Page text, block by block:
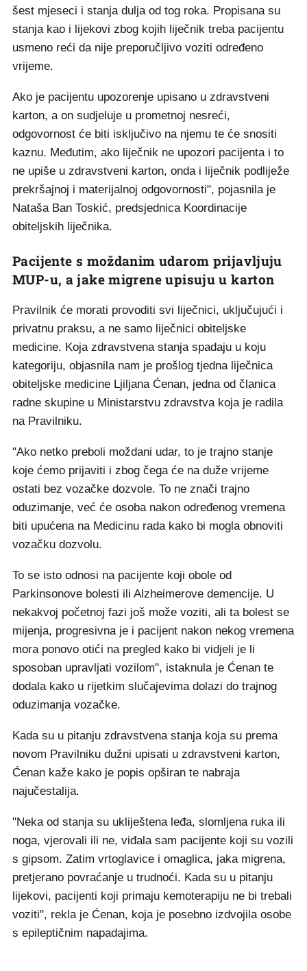
šest mjeseci i stanja dulja od tog roka. Propisana su
stanja kao i lijekovi zbog kojih liječnik treba pacijentu
usmeno reći da nije preporučljivo voziti određeno
vrijeme.
Ako je pacijentu upozorenje upisano u zdravstveni
karton, a on sudjeluje u prometnoj nesreći,
odgovornost će biti isključivo na njemu te će snositi
kaznu. Međutim, ako liječnik ne upozori pacijenta i to
ne upiše u zdravstveni karton, onda i liječnik podliježe
prekršajnoj i materijalnoj odgovornosti", pojasnila je
Nataša Ban Toskić, predsjednica Koordinacije
obiteljskih liječnika.
Pacijente s moždanim udarom prijavljuju
MUP-u, a jake migrene upisuju u karton
Pravilnik će morati provoditi svi liječnici, uključujući i
privatnu praksu, a ne samo liječnici obiteljske
medicine. Koja zdravstvena stanja spadaju u koju
kategoriju, objasnila nam je prošlog tjedna liječnica
obiteljske medicine Ljiljana Ćenan, jedna od članica
radne skupine u Ministarstvu zdravstva koja je radila
na Pravilniku.
"Ako netko preboli moždani udar, to je trajno stanje
koje ćemo prijaviti i zbog čega će na duže vrijeme
ostati bez vozačke dozvole. To ne znači trajno
oduzimanje, već će osoba nakon određenog vremena
biti upućena na Medicinu rada kako bi mogla obnoviti
vozačku dozvolu.
To se isto odnosi na pacijente koji obole od
Parkinsonove bolesti ili Alzheimerove demencije. U
nekakvoj početnoj fazi još može voziti, ali ta bolest se
mijenja, progresivna je i pacijent nakon nekog vremena
mora ponovo otići na pregled kako bi vidjeli je li
sposoban upravljati vozilom", istaknula je Ćenan te
dodala kako u rijetkim slučajevima dolazi do trajnog
oduzimanja vozačke.
Kada su u pitanju zdravstvena stanja koja su prema
novom Pravilniku dužni upisati u zdravstveni karton,
Ćenan kaže kako je popis opširan te nabraja
najučestalija.
"Neka od stanja su ukliještena leđa, slomljena ruka ili
noga, vjerovali ili ne, viđala sam pacijente koji su vozili
s gipsom. Zatim vrtoglavice i omaglica, jaka migrena,
pretjerano povraćanje u trudnoći. Kada su u pitanju
lijekovi, pacijenti koji primaju kemoterapiju ne bi trebali
voziti", rekla je Ćenan, koja je posebno izdvojila osobe
s epileptičnim napadajima.